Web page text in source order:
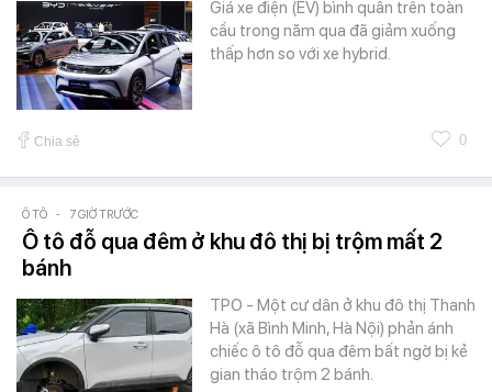
Giá xe điện (EV) bình quân trên toàn
cầu trong năm qua đã giảm xuống
thấp hơn so với xe hybrid.
Chia sẻ 0
Ô TÔ - 7 GIỜ TRƯỚC
Ô tô đỗ qua đêm ở khu đô thị bị trộm mất 2
bánh
TPO - Một cư dân ở khu đô thị Thanh
Hà (xã Bình Minh, Hà Nội) phản ánh
chiếc ô tô đỗ qua đêm bất ngờ bị kẻ
gian tháo trộm 2 bánh.